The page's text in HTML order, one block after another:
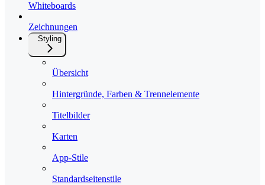
Whiteboards
Zeichnungen
Styling
Übersicht
Hintergründe, Farben & Trennelemente
Titelbilder
Karten
App-Stile
Standardseitenstile